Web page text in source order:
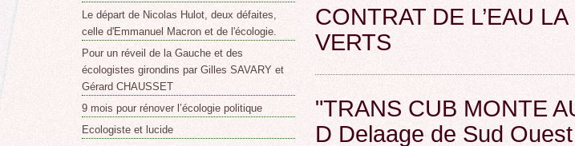
CONTRAT DE L’EAU
VERTS
"TRANS CUB MONTE
D Delaage de Sud Ouest
Le départ de Nicolas Hulot, deux défaites,
celle d'Emmanuel Macron et de l'écologie.
Pour un réveil de la Gauche et des
écologistes girondins par Gilles SAVARY et
Gérard CHAUSSET
9 mois pour rénover l’écologie politique
Ecologiste et lucide